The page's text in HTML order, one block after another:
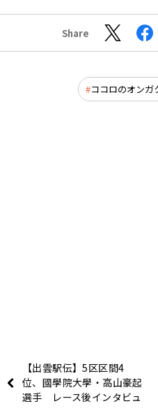
Share
ココロのオンガ
【出雲駅伝】5区区間4
位、國學院大學・高山豪起
選手 レース後インタビュ